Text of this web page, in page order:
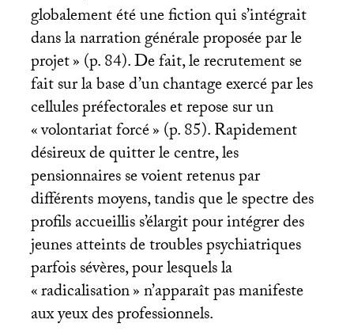
globalement été une fiction qui s’intégrait
dans la narration générale proposée par le
projet» (p. 84). De fait, le recrutement se
fait sur la base d’un chantage exercé par les
cellules préfectorales et repose sur un
«volontariat forcé» (p. 85). Rapidement
désireux de quitter le centre, les
pensionnaires se voient retenus par
différents moyens, tandis que le spectre des
profils accueillis s’élargit pour intégrer des
jeunes atteints de troubles psychiatriques
parfois sévères, pour lesquels la
«radicalisation» n’apparaît pas manifeste
aux yeux des professionnels.